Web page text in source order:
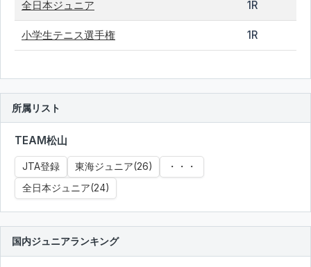
全日本ジュニア 1R
小学生テニス選手権 1R
所属リスト
TEAM松山
JTA登録 東海ジュニア(26)
・・・
全日本ジュニア(24)
国内ジュニアランキング